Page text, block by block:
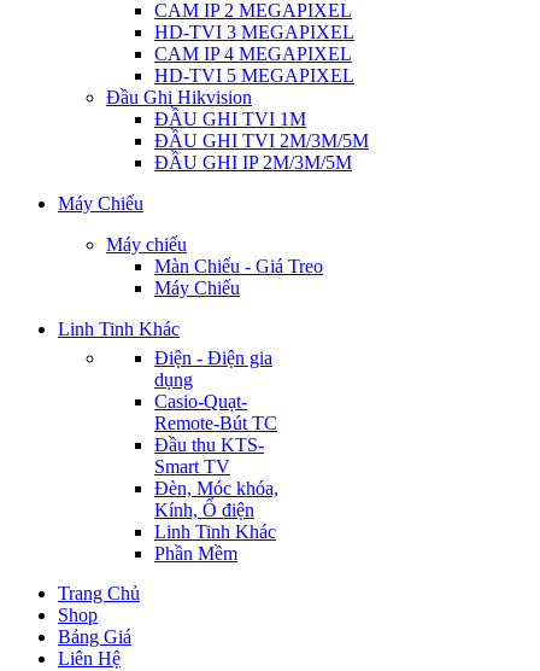
CAM IP 2 MEGAPIXEL
HD-TVI 3 MEGAPIXEL
CAM IP 4 MEGAPIXEL
HD-TVI 5 MEGAPIXEL
Đầu Ghi Hikvision
ĐẦU GHI TVI 1M
ĐẦU GHI TVI 2M/3M/5M
ĐẦU GHI IP 2M/3M/5M
Máy Chiếu
Máy chiếu
Màn Chiếu - Giá Treo
Máy Chiếu
Linh Tinh Khác
Điện - Điện gia
dụng
Casio-Quạt-
Remote-Bút TC
Đầu thu KTS-
Smart TV
Đèn, Móc khóa,
Kính, Ổ điện
Linh Tinh Khác
Phần Mềm
Trang Chủ
Shop
Bảng Giá
Liên Hệ